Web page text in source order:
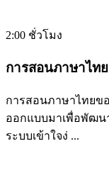
2:00 ชั่วโมง
การสอนภาษาไท
การสอนภาษาไทยข
ออกแบบมาเพื่อพัฒน
ระบบเข้าใจง่ ...